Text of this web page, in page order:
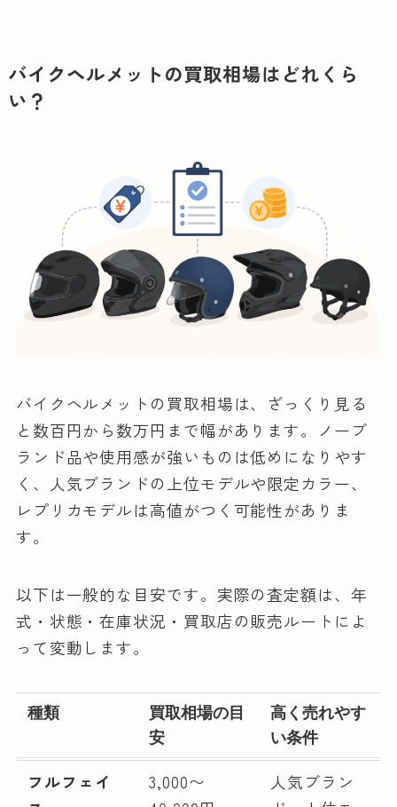
バイクヘルメットの買取相場はどれくら
い？
バイクヘルメットの買取相場は、ざっくり見る
と数百円から数万円まで幅があります。ノーブ
ランド品や使用感が強いものは低めになりやす
く、人気ブランドの上位モデルや限定カラー、
レプリカモデルは高値がつく可能性がありま
す。
以下は一般的な目安です。実際の査定額は、年
式・状態・在庫状況・買取店の販売ルートによ
って変動します。
種類
買取相場の目
安
高く売れやす
い条件
フルフェイ
3,000〜
人気ブラン